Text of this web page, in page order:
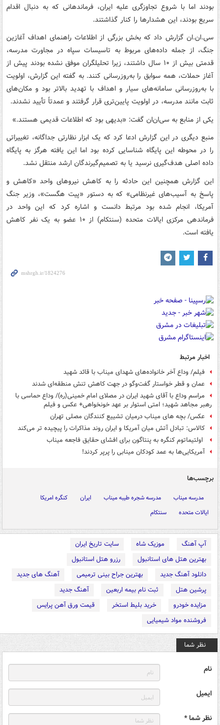
بودند اما با شروع تجاوزگری علیه ایران، فرماندهانی که به دنبال اقدام
سریع بودند، این هشدارها را کنار گذاشتند.
سی‌.ان‌.ان گزارش داد که بخش بزرگی از اطلاعات راهنمای اهداف آغازین
جنگ، از جمله داده‌های مربوط به تاسیسات سپاه در مجاورت مدرسه،
قدمتی بیش از ۱۰ سال داشتند، زیرا تحلیلگران موفق نشده بودند پیش از
آغاز حملات، همه سوابق را به‌روزرسانی کنند. به گفته این گزارش، اولویت
با به‌روزرسانی سامانه‌های سیار و اهداف با تهدید بالاتر بود و مکان‌های
ثابت مانند مدرسه، در اولویت پایین‌تری قرار گرفتند و عمدتاً تأیید نشدند.
یکی از منابع به سی‌ان‌ان گفت: «بدیهی بود که اطلاعات قدیمی هستند.»
منبع دیگری در این گزارش ادعا کرد که یک ابزار نظارتی جداگانه، تغییراتی
را در محوطه این پایگاه شناسایی کرده بود اما این یافته هرگز به پایگاه
داده اصلی هدف‌گیری نرسید یا به تصمیم‌گیرندگان ارشد منتقل نشد.
این گزارش همچنین این حادثه را به کاهش نیروهای واحد «کاهش و
پاسخ به آسیب‌های غیرنظامی» که به دستور «پیت هگست»، وزیر جنگ
آمریکا، انجام شده بود مرتبط دانست و اشاره کرد که این واحد در
فرماندهی مرکزی ایالات متحده (سنتکام) از ۱۰ عضو به یک نفر کاهش
یافته است.
اخبار مرتبط
فیلم/ وداع آخر خانواده‌های شهدای میناب با قائد شهید
عمان و قطر خواستار گفت‌وگو در جهت کاهش تنش‌ منطقه‌ای شدند
مراسم وداع با آقای شهید ایران در مصلای امام خمینی(ره)/ وداع حماسی با
رهبر مجاهد شهید؛ امتی استوار بر عهد خونخواهی+ عکس و فیلم
عکس/ بچه های میناب درمیان تشییع کنندگان مصلی تهران
کالاس: تبادل آتش میان آمریکا و ایران روند مذاکرات را پیچیده تر می‌کند
اولتیماتوم کنگره به پنتاگون برای افشای حقایق فاجعه میناب
آمریکایی‌ها به عمد کودکان مینابی را پرپر کردند!
برچسب‌ها
مدرسه میناب مدرسه شجره طیبه میناب ایران
کنگره امریکا
ایالات متحده
سنتکام
آپ آهنگ موزیک شاه
سایت تاریخ ایران
بهترین هتل های استانبول
رزرو هتل استانبول
دانلود آهنگ جدید
بهترین جراح بینی ترمیمی
آهنگ های جدید
پرشین هتل
ثبت نام بیمه اربعین
آهنگ جدید
مزایده خودرو
خرید بلیط استخر
قیمت ورق آهن پرایس
فروشنده مواد شیمیایی
نظر شما
نام
ایمیل
نظر شما *